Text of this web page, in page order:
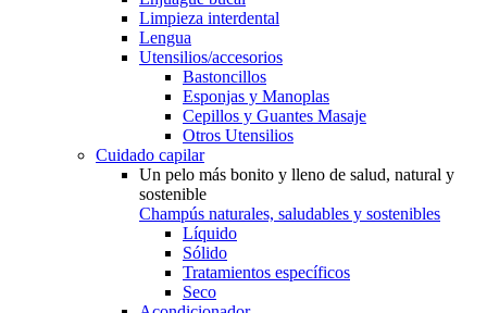
Limpieza interdental
Lengua
Utensilios/accesorios
Bastoncillos
Esponjas y Manoplas
Cepillos y Guantes Masaje
Otros Utensilios
Cuidado capilar
Un pelo más bonito y lleno de salud, natural y
sostenible
Champús naturales, saludables y sostenibles
Líquido
Sólido
Tratamientos específicos
Seco